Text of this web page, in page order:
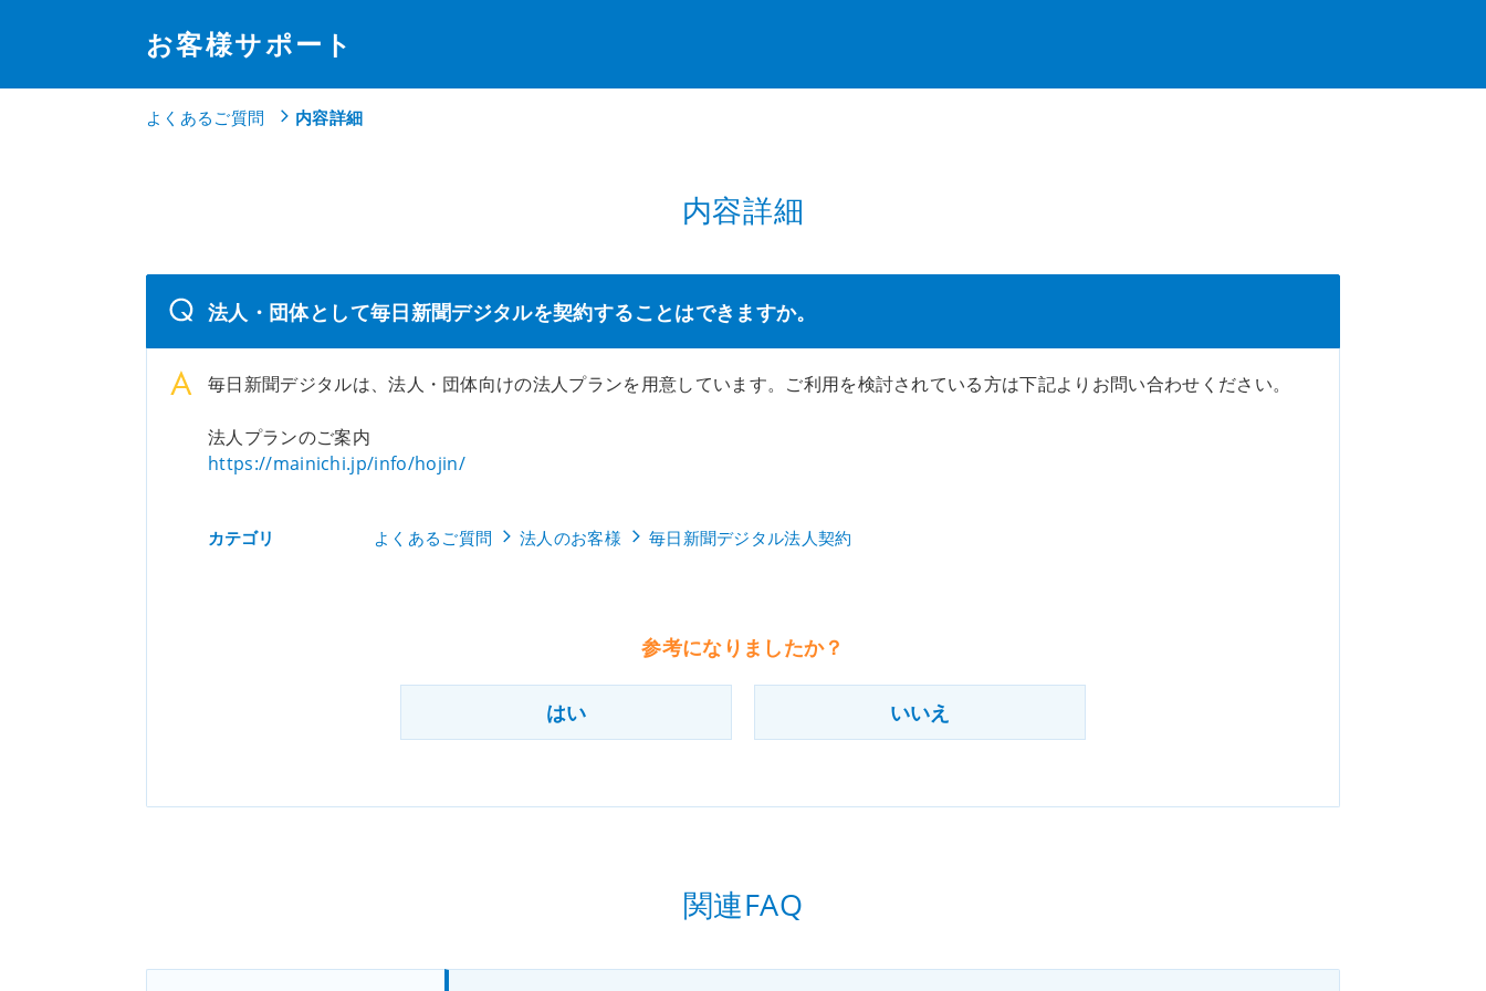
お客様サポート
よくあるご質問 内容詳細
内容詳細
法人・団体として毎日新聞デジタルを契約することはできますか。
毎日新聞デジタルは、法人・団体向けの法人プランを用意しています。ご利用を検討されている方は下記よりお問い合わせください。
法人プランのご案内
https://mainichi.jp/info/hojin/
カテゴリ よくあるご質問 法人のお客様 毎日新聞デジタル法人契約
参考になりましたか？
はい いいえ
関連FAQ